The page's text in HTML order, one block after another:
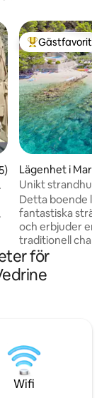
genomsnittligt
Populär
Gästfavorit
Lägenhet i
Unikt strandhus
Detta boende
fantastiska
och erbjuder en
traditionell
Detta boende är
de få
ställe. Tänk dig
sällsynt som det
och upplev en
är värdig en kung.
för
Wifi